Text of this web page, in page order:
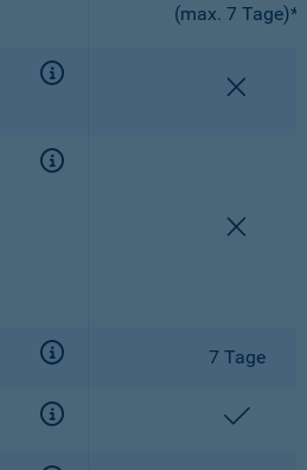
(max. 7 Tage)*
7 Tage